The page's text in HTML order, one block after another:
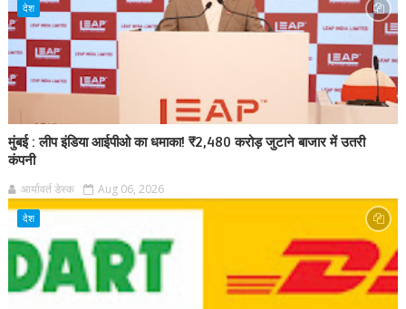
देश
मुंबई : लीप इंडिया आईपीओ का धमाका! ₹2,480 करोड़ जुटाने बाजार में उतरी
कंपनी
आर्यावर्त डेस्क Aug 06, 2026
देश